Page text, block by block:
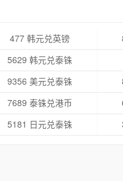
477 韩元兑英镑
5629 韩元兑泰铢
9356 美元兑泰铢
7689 泰铢兑港币
5181 日元兑泰铢